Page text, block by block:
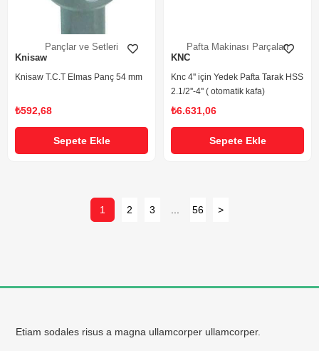
Pançlar ve Setleri
Knisaw
Knisaw T.C.T Elmas Panç 54 mm
₺592,68
Sepete Ekle
Pafta Makinası Parçaları
KNC
Knc 4'' için Yedek Pafta Tarak HSS
2.1/2''-4'' ( otomatik kafa)
₺6.631,06
Sepete Ekle
1 2 3 56 >
Etiam sodales risus a magna ullamcorper ullamcorper.